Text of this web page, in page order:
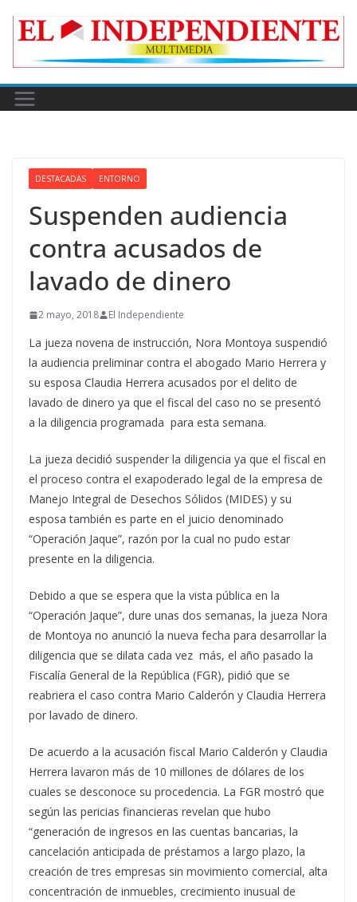
DESTACADAS ENTORNO
Suspenden audiencia
contra acusados de
lavado de dinero
2 mayo, 2018 El Independiente
La jueza novena de instrucción, Nora Montoya suspendió
la audiencia preliminar contra el abogado Mario Herrera y
su esposa Claudia Herrera acusados por el delito de
lavado de dinero ya que el fiscal del caso no se presentó
a la diligencia programada para esta semana.
La jueza decidió suspender la diligencia ya que el fiscal en
el proceso contra el exapoderado legal de la empresa de
Manejo Integral de Desechos Sólidos (MIDES) y su
esposa también es parte en el juicio denominado
“Operación Jaque”, razón por la cual no pudo estar
presente en la diligencia.
Debido a que se espera que la vista pública en la
“Operación Jaque”, dure unas dos semanas, la jueza Nora
de Montoya no anunció la nueva fecha para desarrollar la
diligencia que se dilata cada vez más, el año pasado la
Fiscalía General de la República (FGR), pidió que se
reabriera el caso contra Mario Calderón y Claudia Herrera
por lavado de dinero.
De acuerdo a la acusación fiscal Mario Calderón y Claudia
Herrera lavaron más de 10 millones de dólares de los
cuales se desconoce su procedencia. La FGR mostró que
según las pericias financieras revelan que hubo
“generación de ingresos en las cuentas bancarias, la
cancelación anticipada de préstamos a largo plazo, la
creación de tres empresas sin movimiento comercial, alta
concentración de inmuebles, crecimiento inusual de